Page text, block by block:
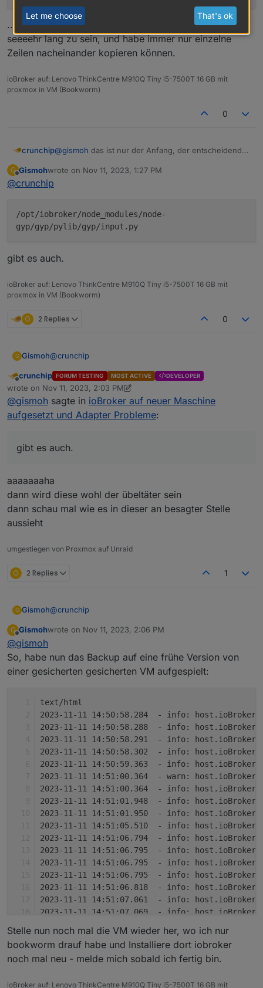
import traceback
from distutils.version
StrictVersion
from gyp.common import OrderedSet
linkable_types = [
"executable"
]
# A list of sections that contain links to
dependency_sections = [
# base_path_sections is a list of sections
# pathnames.  The generators can provide
base_path_sections = [
"files",
"include_dirs"
"sources"
path_sections = set()
# These per-process dictionaries are used to
# in parallel mode.
# without the trailing characters.  '/' is
# because there's no way for a regular
# considered PathSections. Using manual
# thousands of times so micro performance
        tail = section[-
6:]
if tail[-1] == "s":
return tail[- 4 :] == "_dir"
return False
# base_non_configuration_keys is a list of
# itself and should not be propagated into
# with a list that can come from the
# create non_configuration_keys.
base_non_configuration_keys = [
# Sections that must exist inside targets
"actions" ,
"configurations" ,
"copies" ,
"default_configuration",
"dependencies" ,
"libraries",
"postbuilds",
"product_dir"
...höre mit dem einkopieren auf, denn die Datei scheint
seeeehr lang zu sein, und habe immer nur einzelne
Zeilen nacheinander kopieren können.
ioBroker auf: Lenovo ThinkCentre M910Q Tiny i5-7500T 16 GB mit
proxmox in VM (Bookworm)
0
crunchip@gismoh das ist nur der Anfang, der entscheidende
def LoadOneBuildFile(build_file_path,
die andere Datei gibt es nicht?
G Gismohwrote on Nov 11, 2023, 1:27 PM
last edited by
@crunchip
/opt/iobroker/node_modules/node-
gyp/gyp/pylib/gyp/input.py
gibt es auch.
ioBroker auf: Lenovo ThinkCentre M910Q Tiny i5-7500T 16 GB mit
proxmox in VM (Bookworm)
G 2 Replies 0
G Gismoh@crunchip
gibt es auch.
Offline
crunchip FORUM TESTING MOST ACTIVE DEVELOPER
wrote on Nov 11, 2023, 2:03 PM
last edited by crunchip Nov 11, 2023, 3:04 PM
@gismoh sagte in ioBroker auf neuer Maschine
aufgesetzt und Adapter Probleme:
gibt es auch.
aaaaaaaha
dann wird diese wohl der übeltäter sein
dann schau mal wie es in dieser an besagter Stelle
aussieht
umgestiegen von Proxmox auf Unraid
G 2 Replies 1
G Gismoh@crunchip
gibt es auch.
G
Offline
Gismohwrote on Nov 11, 2023, 2:06 PM
last edited by
@gismoh
So, habe nun das Backup auf eine frühe Version von
einer gesicherten gesicherten VM aufgespielt:
text/html
2023-11-11 14:50:58.284  - info:
2023-11-11 14:50:58.288  - info:
2023-11-11 14:50:58.291  - info:
2023-11-11 14:50:58.302  - info:
2023-11-11 14:50:59.363  - info:
2023-11-11 14:51:00.364  - warn:
2023-11-11 14:51:00.364  - info:
2023-11-11 14:51:01.948  - info:
2023-11-11 14:51:01.950  - info:
2023-11-11 14:51:05.510  - info:
2023-11-11 14:51:06.794  - info:
2023-11-11 14:51:06.795  - info:
2023-11-11 14:51:06.795  - info:
2023-11-11 14:51:06.795  - info:
2023-11-11 14:51:06.818  - info:
2023-11-11 14:51:07.061  - info:
2023-11-11 14:51:07.069  - info:
2023-11-11 14:51:07.076  - info:
2023-11-11 14:51:07.090  - info:
2023-11-11 14:51:07.094  - info:
2023-11-11 14:51:07.102  - info:
Stelle nun noch mal die VM wieder her, wo ich nur
bookworm drauf habe und Installiere dort iobroker
noch mal neu - melde mich sobald ich fertig bin.
ioBroker auf: Lenovo ThinkCentre M910Q Tiny i5-7500T 16 GB mit
Let me choose That's ok